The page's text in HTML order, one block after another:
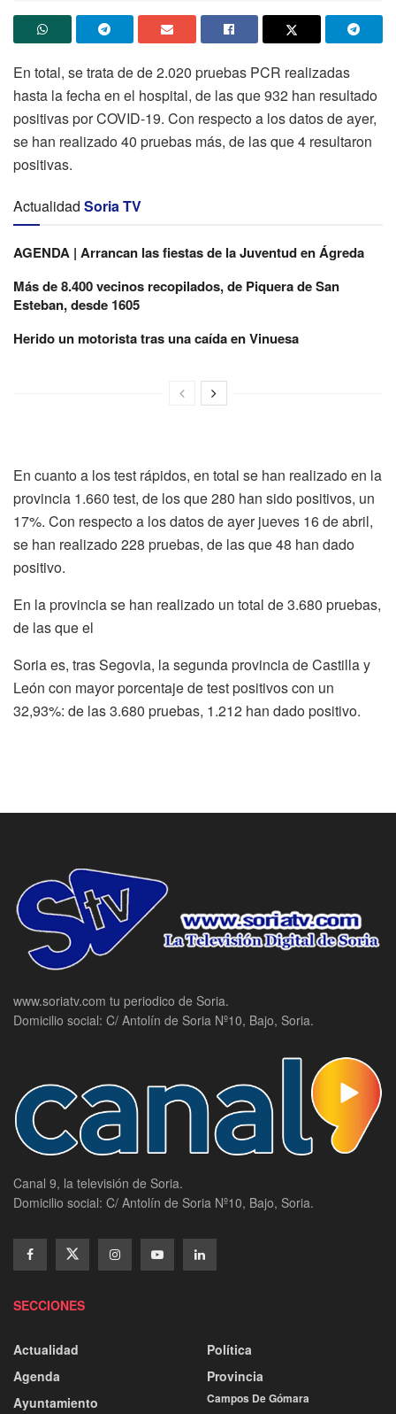
En total, se trata de de 2.020 pruebas PCR realizadas
hasta la fecha en el hospital, de las que 932 han resultado
positivas por COVID-19. Con respecto a los datos de ayer,
se han realizado 40 pruebas más, de las que 4 resultaron
positivas.
Actualidad Soria TV
AGENDA | Arrancan las fiestas de la Juventud en Ágreda
Más de 8.400 vecinos recopilados, de Piquera de San
Esteban, desde 1605
Herido un motorista tras una caída en Vinuesa
En cuanto a los test rápidos, en total se han realizado en la
provincia 1.660 test, de los que 280 han sido positivos, un
17%. Con respecto a los datos de ayer jueves 16 de abril,
se han realizado 228 pruebas, de las que 48 han dado
positivo.
En la provincia se han realizado un total de 3.680 pruebas,
de las que el
Soria es, tras Segovia, la segunda provincia de Castilla y
León con mayor porcentaje de test positivos con un
32,93%: de las 3.680 pruebas, 1.212 han dado positivo.
www.soriatv.com tu periodico de Soria.
Domicilio social: C/ Antolín de Soria Nº10, Bajo, Soria.
Canal 9, la televisión de Soria.
Domicilio social: C/ Antolín de Soria Nº10, Bajo, Soria.
SECCIONES
Actualidad
Agenda
Ayuntamiento
Política
Provincia
Campos De Gómara